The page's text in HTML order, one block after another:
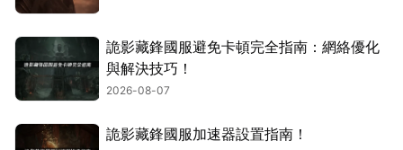
詭影藏鋒國服避免卡頓完全指南：網絡優化
與解決技巧！
2026-08-07
詭影藏鋒國服加速器設置指南！